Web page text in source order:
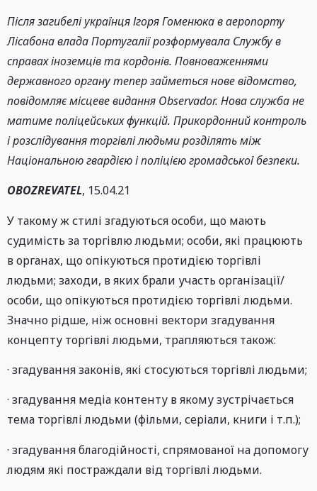
Після загибелі українця Ігоря Гоменюка в аеропорту
Лісабона влада Португалії розформувала Службу в
справах іноземців та кордонів. Повноваженнями
державного органу тепер займеться нове відомство,
повідомляє місцеве видання Observador. Нова служба не
матиме поліцейських функцій. Прикордонний контроль
і розслідування торгівлі людьми розділять між
Національною гвардією і поліцією громадської безпеки.
OBOZREVATEL, 15.04.21
У такому ж стилі згадуються особи, що мають
судимість за торгівлю людьми; особи, які працюють
в органах, що опікуються протидією торгівлі
людьми; заходи, в яких брали участь організації/
особи, що опікуються протидією торгівлі людьми.
Значно рідше, ніж основні вектори згадування
концепту торгівлі людьми, трапляються також:
· згадування законів, які стосуються торгівлі людьми;
· згадування медіа контенту в якому зустрічається
тема торгівлі людьми (фільми, серіали, книги і т.п.);
· згадування благодійності, спрямованої на допомогу
людям які постраждали від торгівлі людьми.